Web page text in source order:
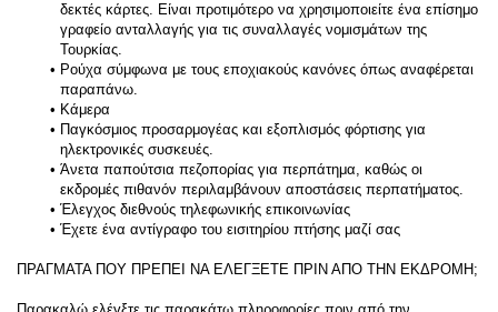
δεκτές κάρτες. Είναι προτιμότερο να χρησιμοποιείτε ένα επίσημο
γραφείο ανταλλαγής για τις συναλλαγές νομισμάτων της
Τουρκίας.
Ρούχα σύμφωνα με τους εποχιακούς κανόνες όπως αναφέρεται
παραπάνω.
Κάμερα
Παγκόσμιος προσαρμογέας και εξοπλισμός φόρτισης για
ηλεκτρονικές συσκευές.
Άνετα παπούτσια πεζοπορίας για περπάτημα, καθώς οι
εκδρομές πιθανόν περιλαμβάνουν αποστάσεις περπατήματος.
Έλεγχος διεθνούς τηλεφωνικής επικοινωνίας
Έχετε ένα αντίγραφο του εισιτηρίου πτήσης μαζί σας
ΠΡΑΓΜΑΤΑ ΠΟΥ ΠΡΕΠΕΙ ΝΑ ΕΛΕΓΞΕΤΕ ΠΡΙΝ ΑΠΟ ΤΗΝ ΕΚΔΡΟΜΗ;